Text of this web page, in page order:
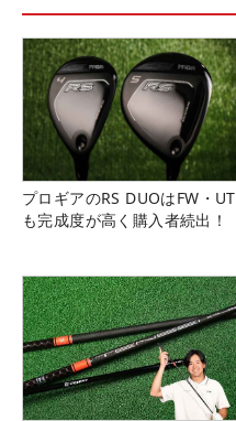
プロギアのRS DUOはFW・UT
も完成度が高く購入者続出！